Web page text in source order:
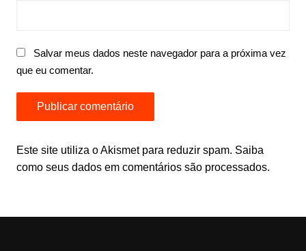
Salvar meus dados neste navegador para a próxima vez
que eu comentar.
Este site utiliza o Akismet para reduzir spam. Saiba
como seus dados em comentários são processados.